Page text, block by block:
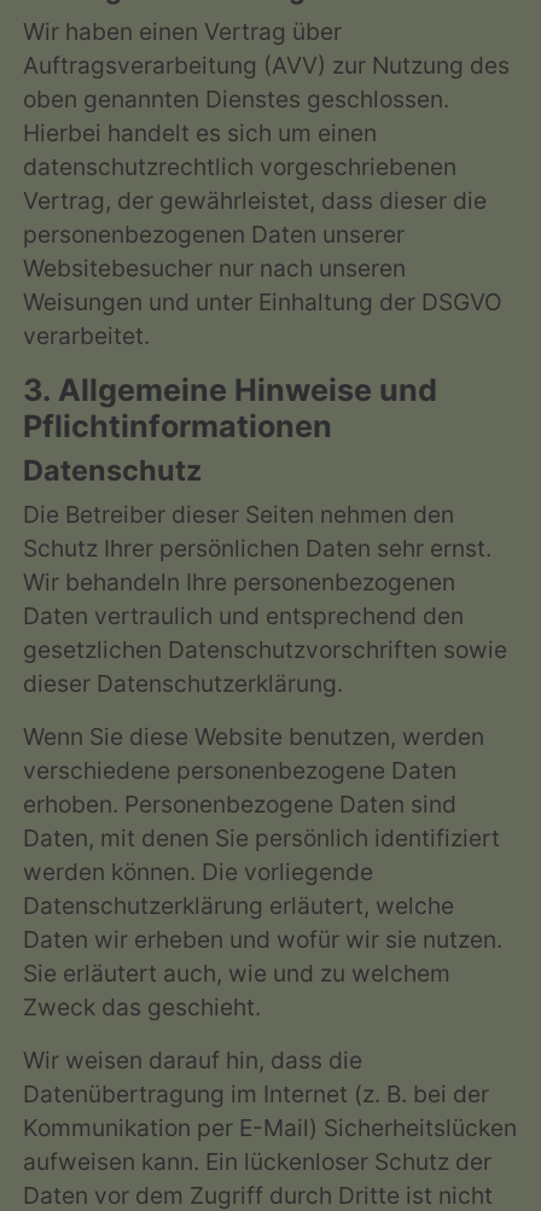
Wir haben einen Vertrag über
Auftragsverarbeitung (AVV) zur Nutzung des
oben genannten Dienstes geschlossen.
Hierbei handelt es sich um einen
datenschutzrechtlich vorgeschriebenen
Vertrag, der gewährleistet, dass dieser die
personenbezogenen Daten unserer
Websitebesucher nur nach unseren
Weisungen und unter Einhaltung der DSGVO
verarbeitet.
3. Allgemeine Hinweise und
Pflicht­informationen
Datenschutz
Die Betreiber dieser Seiten nehmen den
Schutz Ihrer persönlichen Daten sehr ernst.
Wir behandeln Ihre personenbezogenen
Daten vertraulich und entsprechend den
gesetzlichen Datenschutzvorschriften sowie
dieser Datenschutzerklärung.
Wenn Sie diese Website benutzen, werden
verschiedene personenbezogene Daten
erhoben. Personenbezogene Daten sind
Daten, mit denen Sie persönlich identifiziert
werden können. Die vorliegende
Datenschutzerklärung erläutert, welche
Daten wir erheben und wofür wir sie nutzen.
Sie erläutert auch, wie und zu welchem
Zweck das geschieht.
Wir weisen darauf hin, dass die
Datenübertragung im Internet (z. B. bei der
Kommunikation per E-Mail) Sicherheitslücken
aufweisen kann. Ein lückenloser Schutz der
Daten vor dem Zugriff durch Dritte ist nicht